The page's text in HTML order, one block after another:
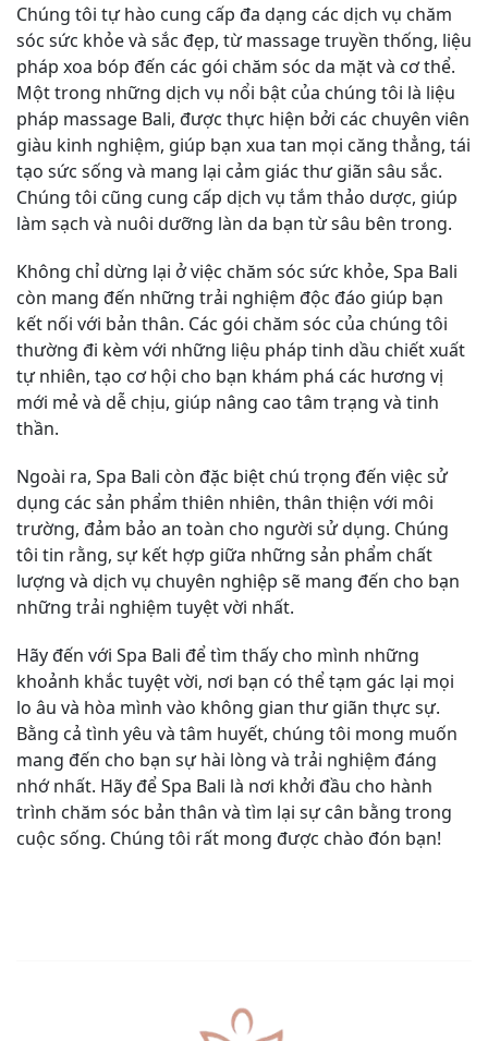
Chúng tôi tự hào cung cấp đa dạng các dịch vụ chăm
sóc sức khỏe và sắc đẹp, từ massage truyền thống, liệu
pháp xoa bóp đến các gói chăm sóc da mặt và cơ thể.
Một trong những dịch vụ nổi bật của chúng tôi là liệu
pháp massage Bali, được thực hiện bởi các chuyên viên
giàu kinh nghiệm, giúp bạn xua tan mọi căng thẳng, tái
tạo sức sống và mang lại cảm giác thư giãn sâu sắc.
Chúng tôi cũng cung cấp dịch vụ tắm thảo dược, giúp
làm sạch và nuôi dưỡng làn da bạn từ sâu bên trong.
Không chỉ dừng lại ở việc chăm sóc sức khỏe, Spa Bali
còn mang đến những trải nghiệm độc đáo giúp bạn
kết nối với bản thân. Các gói chăm sóc của chúng tôi
thường đi kèm với những liệu pháp tinh dầu chiết xuất
tự nhiên, tạo cơ hội cho bạn khám phá các hương vị
mới mẻ và dễ chịu, giúp nâng cao tâm trạng và tinh
thần.
Ngoài ra, Spa Bali còn đặc biệt chú trọng đến việc sử
dụng các sản phẩm thiên nhiên, thân thiện với môi
trường, đảm bảo an toàn cho người sử dụng. Chúng
tôi tin rằng, sự kết hợp giữa những sản phẩm chất
lượng và dịch vụ chuyên nghiệp sẽ mang đến cho bạn
những trải nghiệm tuyệt vời nhất.
Hãy đến với Spa Bali để tìm thấy cho mình những
khoảnh khắc tuyệt vời, nơi bạn có thể tạm gác lại mọi
lo âu và hòa mình vào không gian thư giãn thực sự.
Bằng cả tình yêu và tâm huyết, chúng tôi mong muốn
mang đến cho bạn sự hài lòng và trải nghiệm đáng
nhớ nhất. Hãy để Spa Bali là nơi khởi đầu cho hành
trình chăm sóc bản thân và tìm lại sự cân bằng trong
cuộc sống. Chúng tôi rất mong được chào đón bạn!